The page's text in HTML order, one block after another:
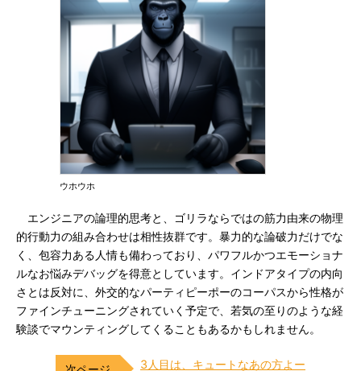
ウホウホ
エンジニアの論理的思考と、ゴリラならではの筋力由来の物理
的行動力の組み合わせは相性抜群です。暴力的な論破力だけでな
く、包容力ある人情も備わっており、パワフルかつエモーショナ
ルなお悩みデバッグを得意としています。インドアタイプの内向
さとは反対に、外交的なパーティピーポーのコーパスから性格が
ファインチューニングされていく予定で、若気の至りのような経
験談でマウンティングしてくることもあるかもしれません。
3人目は、キュートなあの方よー